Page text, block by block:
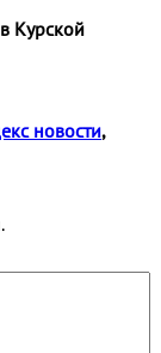
Курской
новости,